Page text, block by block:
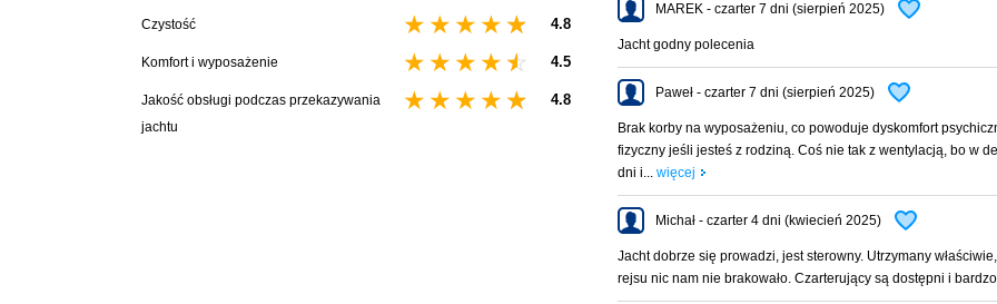
rol fok - sztywny sztag
patent do kładzenia masztu
radio CD
kambuz: kuchenka dwupalnikowa, komplet naczyń nietłukących i sztućców, garnków, patelnia, itp.
Czystość 4.8
Komfort i wyposażenie 4.5
Jakość obsługi podczas przekazywania
jachtu
4.8
MAREK - czarter 7 dni (sierpień 2025)
Jacht godny polecenia
Paweł - czarter 7 dni (sierpień 2025)
Brak korby na wyposażeniu, co powoduje dyskomfort
fizyczny jeśli jesteś z rodziną. Coś nie tak z wentylacją, bo w
dni i... więcej
Michał - czarter 4 dni (kwiecień 2025)
Jacht dobrze się prowadzi, jest sterowny. Utrzymany
rejsu nic nam nie brakowało. Czarterujący są dostępni i